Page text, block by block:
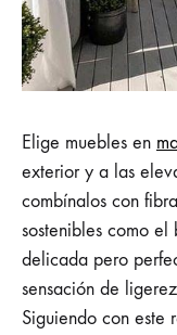
Elige muebles en
exterior y a las
combínalos con
sostenibles como el
delicada pero
sensación de
Siguiendo con este